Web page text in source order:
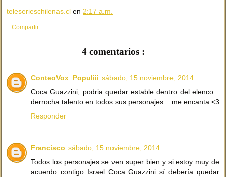
teleserieschilenas.cl en 2:17 a.m.
Compartir
4 comentarios :
ConteoVox_Populiii sábado, 15 noviembre, 2014
Coca Guazzini, podria quedar estable dentro del elenco...
derrocha talento en todos sus personajes... me encanta <3
Responder
Francisco sábado, 15 noviembre, 2014
Todos los personajes se ven super bien y si estoy muy de
acuerdo contigo Israel Coca Guazzini sí debería quedar